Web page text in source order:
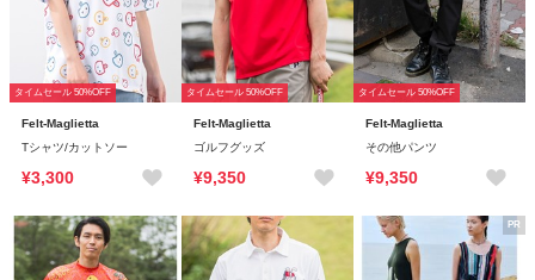
タイムセール 50%OFF
Felt-Maglietta
Tシャツ/カットソー
¥3,300
タイムセール 50%OFF
Felt-Maglietta
ゴルフグッズ
¥9,350
タイムセール 50%OFF
Felt-Maglietta
その他パンツ
¥9,350
PR